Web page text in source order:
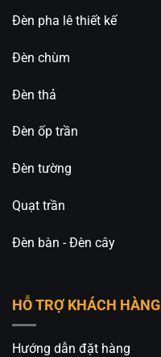
Đèn pha lê thiết kế
Đèn chùm
Đèn thả
Đèn ốp trần
Đèn tường
Quạt trần
Đèn bàn - Đèn cây
HỖ TRỢ KHÁCH HÀNG
Hướng dẫn đặt hàng